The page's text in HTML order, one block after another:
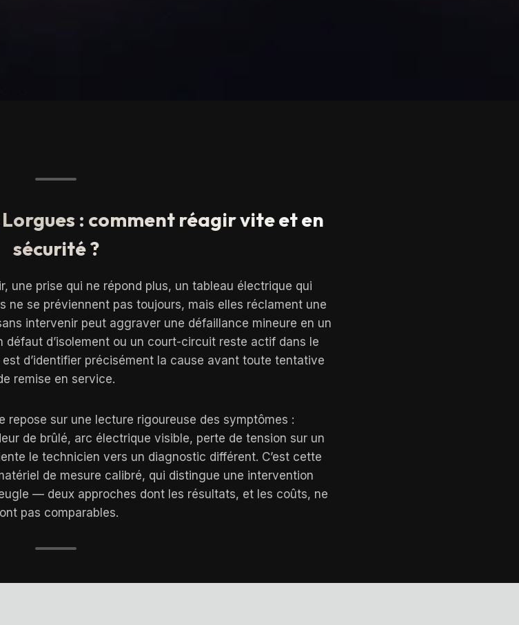
: comment réagir vite et en
sécurité ?
une prise qui ne répond plus, un tableau électrique qui
se préviennent pas toujours, mais elles réclament une
intervenir peut aggraver une défaillance mineure en un
défaut d’isolement ou un court-circuit reste actif dans le
d’identifier précisément la cause avant toute tentative
remise en service.
repose sur une lecture rigoureuse des symptômes :
de brûlé, arc électrique visible, perte de tension sur un
le technicien vers un diagnostic différent. C’est cette
de mesure calibré, qui distingue une intervention
— deux approches dont les résultats, et les coûts, ne
pas comparables.